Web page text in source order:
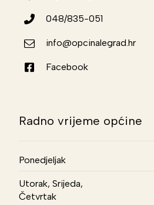
048/835-051
info@opcinalegrad.hr
Facebook
Radno vrijeme općine
Ponedjeljak
Utorak, Srijeda,
Četvrtak